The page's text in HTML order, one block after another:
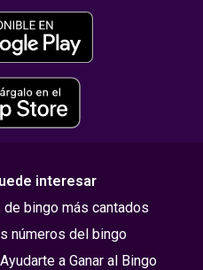
interesar
bingo más cantados
números del bingo
a Ganar al Bingo